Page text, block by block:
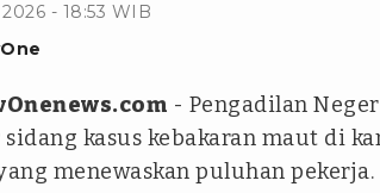
- 18:53 WIB
- Pengadilan
kasus kebakaran maut di
menewaskan puluhan pekerja.